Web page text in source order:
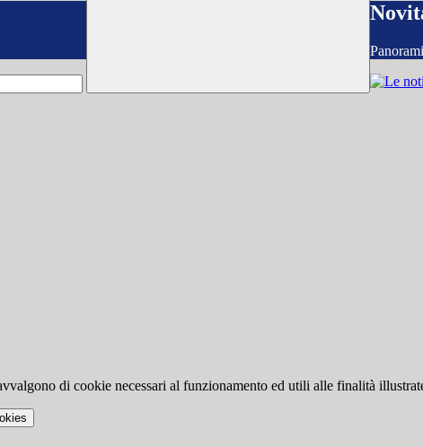
di cookie necessari al funzionamento ed utili alle finalità